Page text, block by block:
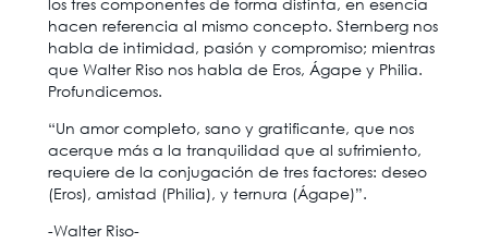
hacen referencia al mismo concepto. Sternberg nos
habla de intimidad, pasión y compromiso; mientras
que Walter Riso nos habla de Eros, Ágape y Philia.
Profundicemos.
“Un amor completo, sano y gratificante, que nos
acerque más a la tranquilidad que al sufrimiento,
requiere de la conjugación de tres factores: deseo
(Eros), amistad (Philia), y ternura (Ágape)”.
-Walter Riso-